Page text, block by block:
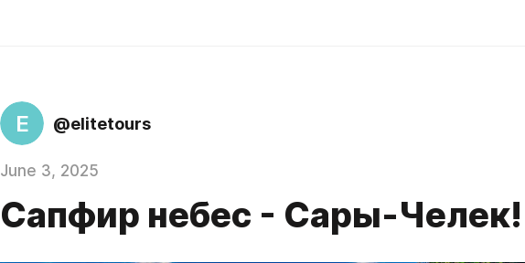
E @elitetours
June 3, 2025
Сапфир небес - Сары-Челек!